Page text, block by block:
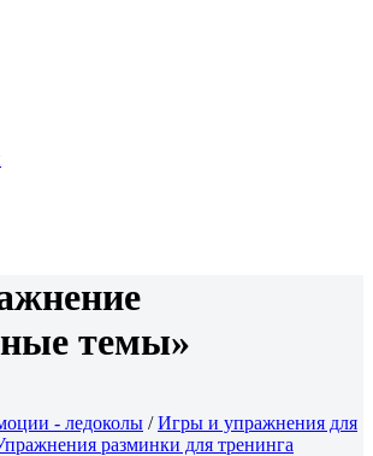
темы»
- ледоколы /Игры и упражнения для
разминки для тренинга